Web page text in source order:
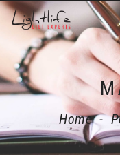
Home -